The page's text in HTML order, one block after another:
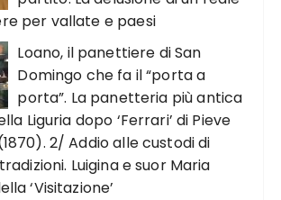
per vallate e paesi
Loano, il panettiere di San
Domingo che fa il “porta a
porta”. La panetteria più antica
Liguria dopo ‘Ferrari’ di Pieve
2/ Addio alle custodi di
Luigina e suor Maria
‘Visitazione’